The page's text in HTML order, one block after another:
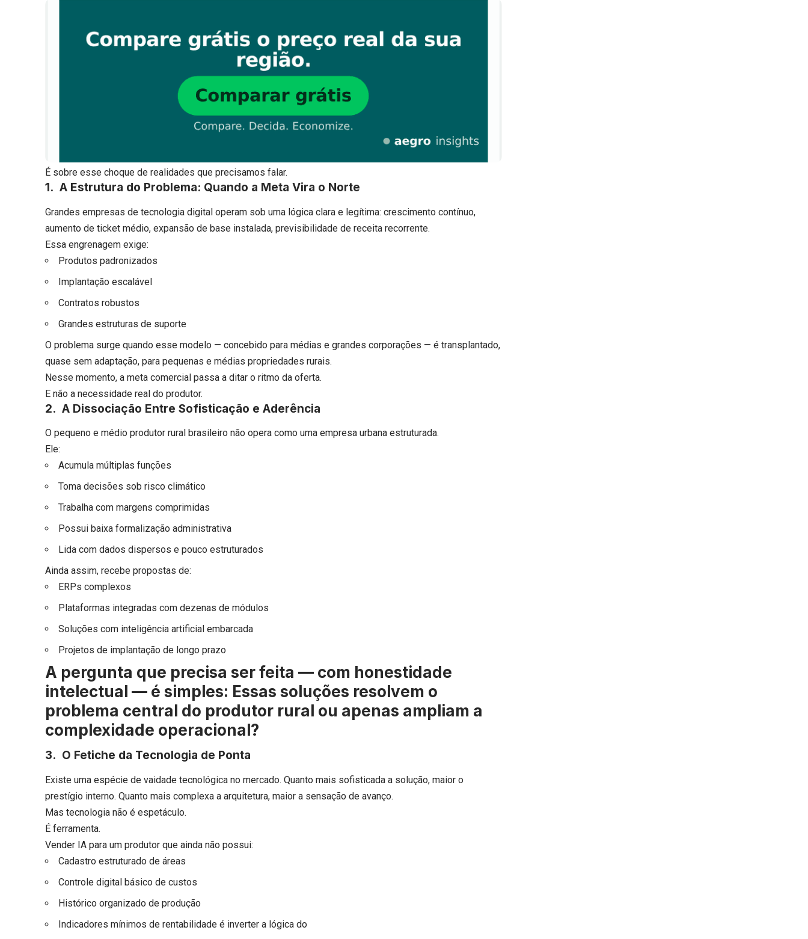
É sobre esse choque de realidades que precisamos falar.
1. A Estrutura do Problema: Quando a Meta Vira o Norte
Grandes empresas de tecnologia digital operam sob uma lógica clara e legítima: crescimento contínuo,
aumento de ticket médio, expansão de base instalada, previsibilidade de receita recorrente.
Essa engrenagem exige:
Produtos padronizados
Implantação escalável
Contratos robustos
Grandes estruturas de suporte
O problema surge quando esse modelo — concebido para médias e grandes corporações — é transplantado,
quase sem adaptação, para pequenas e médias propriedades rurais.
Nesse momento, a meta comercial passa a ditar o ritmo da oferta.
E não a necessidade real do produtor.
2. A Dissociação Entre Sofisticação e Aderência
O pequeno e médio produtor rural brasileiro não opera como uma empresa urbana estruturada.
Ele:
Acumula múltiplas funções
Toma decisões sob risco climático
Trabalha com margens comprimidas
Possui baixa formalização administrativa
Lida com dados dispersos e pouco estruturados
Ainda assim, recebe propostas de:
ERPs complexos
Plataformas integradas com dezenas de módulos
Soluções com inteligência artificial embarcada
Projetos de implantação de longo prazo
A pergunta que precisa ser feita — com honestidade
intelectual — é simples: Essas soluções resolvem o
problema central do produtor rural ou apenas ampliam a
complexidade operacional?
3. O Fetiche da Tecnologia de Ponta
Existe uma espécie de vaidade tecnológica no mercado. Quanto mais sofisticada a solução, maior o
prestígio interno. Quanto mais complexa a arquitetura, maior a sensação de avanço.
Mas tecnologia não é espetáculo.
É ferramenta.
Vender IA para um produtor que ainda não possui:
Cadastro estruturado de áreas
Controle digital básico de custos
Histórico organizado de produção
Indicadores mínimos de rentabilidade é inverter a lógica do